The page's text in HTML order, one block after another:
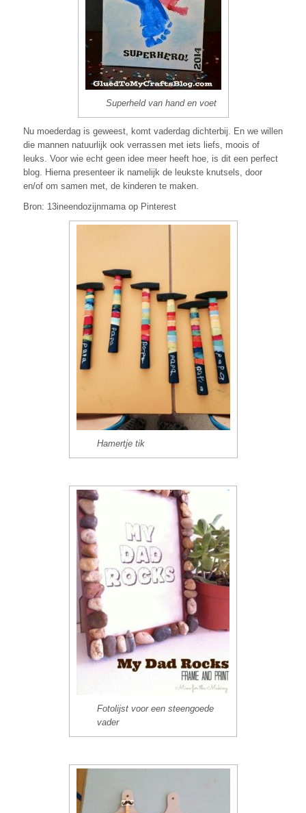
Superheld van hand en voet
Nu moederdag is geweest, komt vaderdag dichterbij. En we willen
die mannen natuurlijk ook verrassen met iets liefs, moois of
leuks. Voor wie echt geen idee meer heeft hoe, is dit een perfect
blog. Hierna presenteer ik namelijk de leukste knutsels, door
en/of om samen met, de kinderen te maken.
Bron: 13ineendozijnmama op Pinterest
Hamertje tik
Fotolijst voor een steengoede
vader